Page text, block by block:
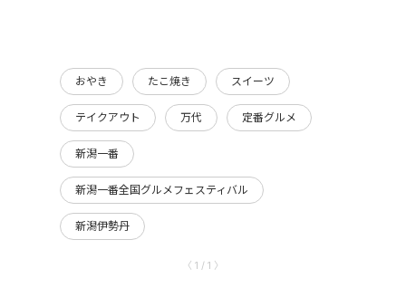
おやき たこ焼き スイーツ
テイクアウト 万代 定番グルメ
新潟一番
新潟一番全国グルメフェスティバル
新潟伊勢丹
〈 1 / 1 〉